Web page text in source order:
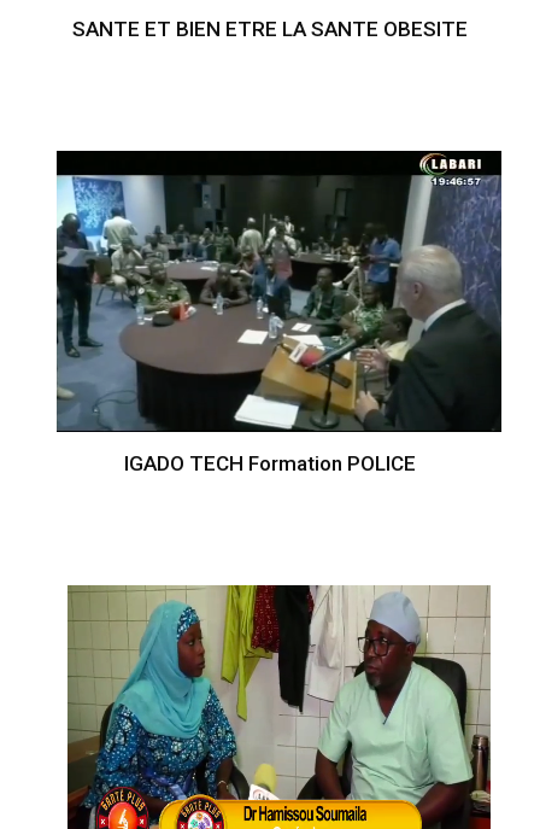
SANTE ET BIEN ETRE LA SANTE OBESITE
IGADO TECH Formation POLICE